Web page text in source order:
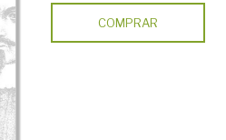
COMPRAR